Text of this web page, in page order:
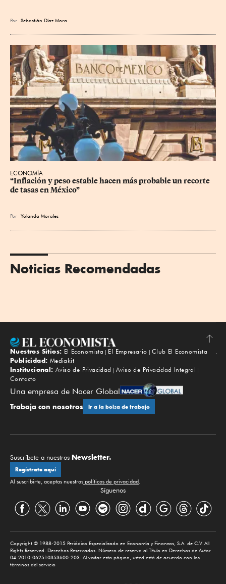
Por Sebastián Díaz Mora
ECONOMÍA
“Inflación y peso estable hacen más probable un recorte
de tasas en México”
Por Yolanda Morales
Noticias Recomendadas
Subir
Nuestros Sitios: El Economista El Empresario
Club El Economista
Publicidad: Mediakit
Institucional: Aviso de Privacidad
Aviso de Privacidad Integral
Contacto
Una empresa de Nacer Global
Trabaja con nosotros Ir a la bolsa de trabajo
Suscríbete a nuestros Newsletter.
Regístrate aquí
Al suscribirte, aceptas nuestras políticas de privacidad.
Síguenos
Copyright © 1988-2015 Periódico Especializado en Economía y Finanzas, S.A. de C.V. All
Rights Reserved. Derechos Reservados. Número de reserva al Título en Derechos de Autor
04-2010-062510353600-203. Al visitar esta página, usted está de acuerdo con los
términos del servicio